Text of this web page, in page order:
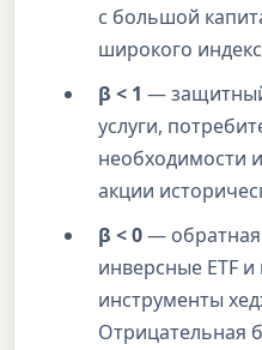
с большой
широкого
β < 1 —
услуги,
необходимости
акции
β < 0— обратная
инверсные ETF
инструменты
Отрицательная